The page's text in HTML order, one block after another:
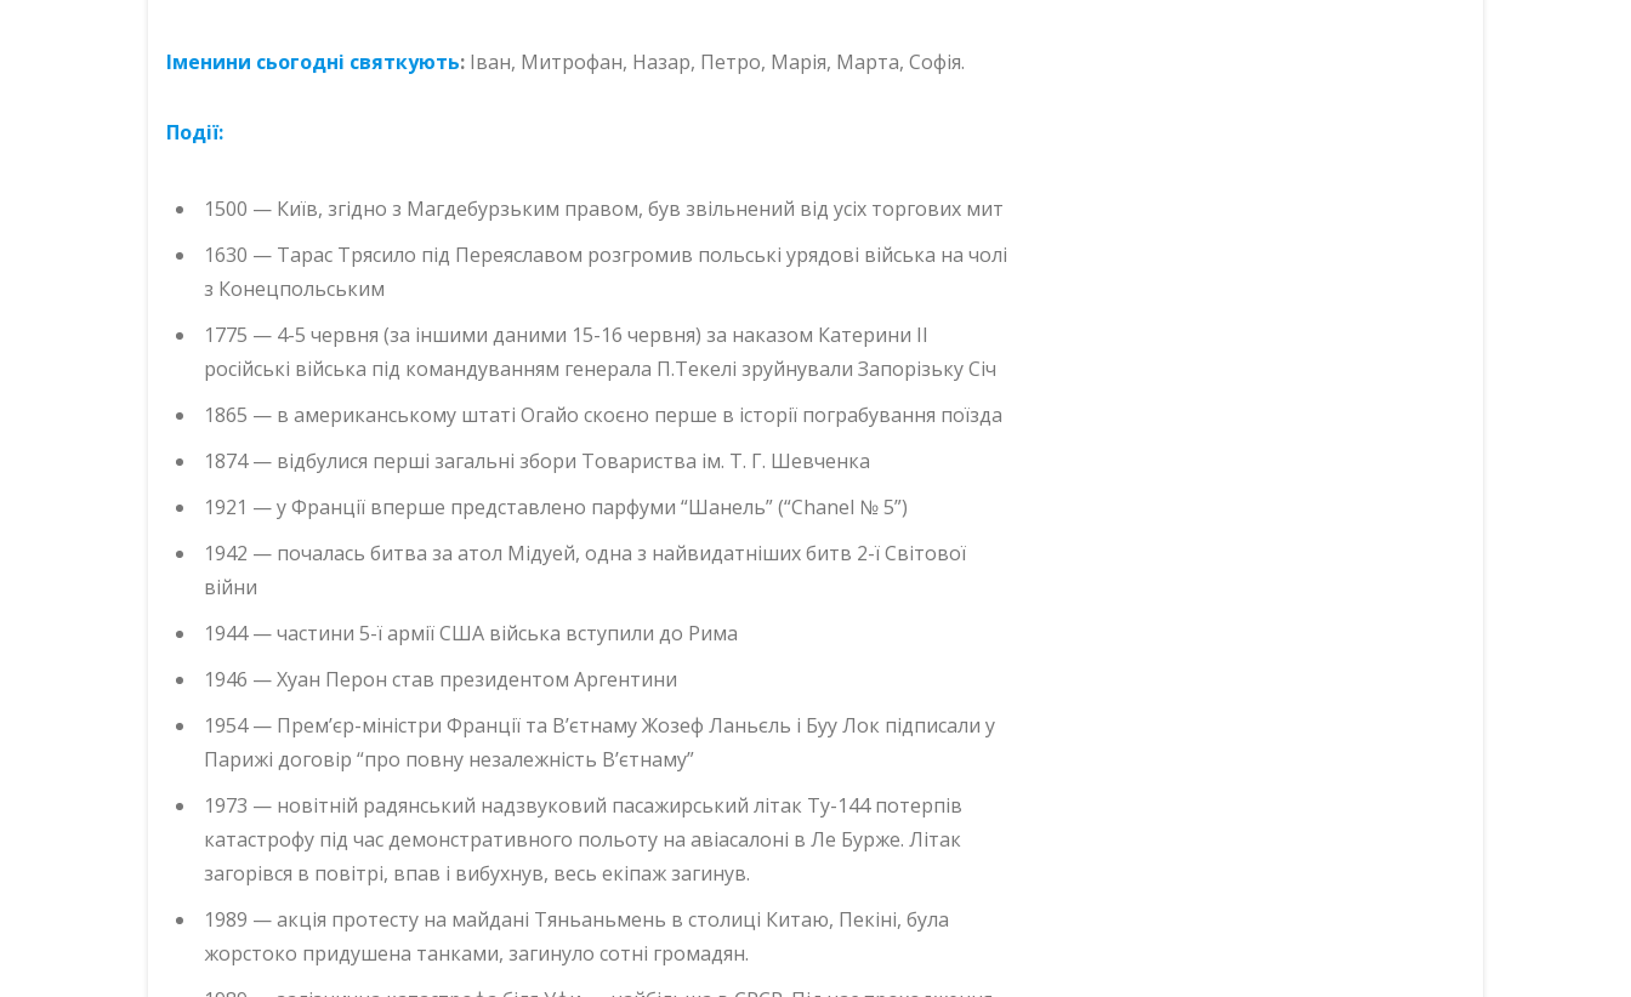
Іменини сьогодні святкують: Іван, Митрофан, Назар, Петро, Марія, Марта, Софія.
Події:
1500 — Київ, згідно з Магдебурзьким правом, був звільнений від усіх торгових мит
1630 — Тарас Трясило під Переяславом розгромив польські урядові війська на чолі
з Конецпольським
1775 — 4-5 червня (за іншими даними 15-16 червня) за наказом Катерини II
російські війська під командуванням генерала П.Текелі зруйнували Запорізьку Січ
1865 — в американському штаті Огайо скоєно перше в історії пограбування поїзда
1874 — відбулися перші загальні збори Товариства ім. Т. Г. Шевченка
1921 — у Франції вперше представлено парфуми “Шанель” (“Chanel № 5”)
1942 — почалась битва за атол Мідуей, одна з найвидатніших битв 2-ї Світової
війни
1944 — частини 5-ї армії США війська вступили до Рима
1946 — Хуан Перон став президентом Аргентини
1954 — Прем’єр-міністри Франції та В’єтнаму Жозеф Ланьєль і Буу Лок підписали у
Парижі договір “про повну незалежність В’єтнаму”
1973 — новітній радянський надзвуковий пасажирський літак Ту-144 потерпів
катастрофу під час демонстративного польоту на авіасалоні в Ле Бурже. Літак
загорівся в повітрі, впав і вибухнув, весь екіпаж загинув.
1989 — акція протесту на майдані Тяньаньмень в столиці Китаю, Пекіні, була
жорстоко придушена танками, загинуло сотні громадян.